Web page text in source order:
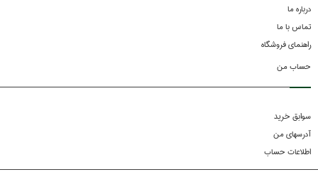
درباره ما
تماس با ما
راهنمای فروشگاه
حساب من
سوابق خرید
آدرسهای من
اطلاعات حساب